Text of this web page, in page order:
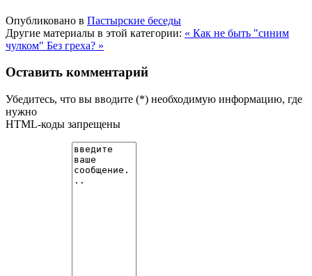
Опубликовано в Пастырские беседы
Другие материалы в этой категории: « Как не быть "синим
чулком" Без греха? »
Оставить комментарий
Убедитесь, что вы вводите (*) необходимую информацию, где
нужно
HTML-коды запрещены